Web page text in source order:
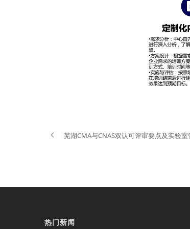
芜湖CMA与CNAS双认可评审要点及实验
热门新闻